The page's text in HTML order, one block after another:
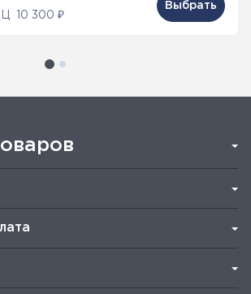
10 300 ₽
Выбрать